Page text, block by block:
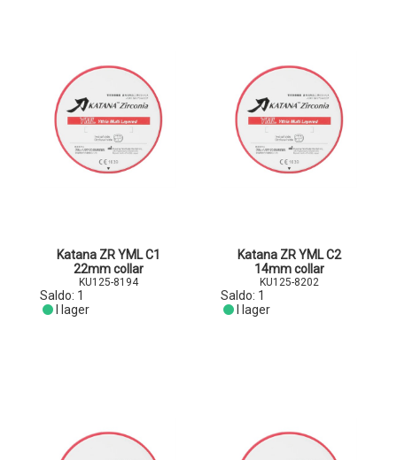
Katana ZR YML C1
22mm collar
KU125-8194
Saldo: 1
I lager
Katana ZR YML C2
14mm collar
KU125-8202
Saldo: 1
I lager